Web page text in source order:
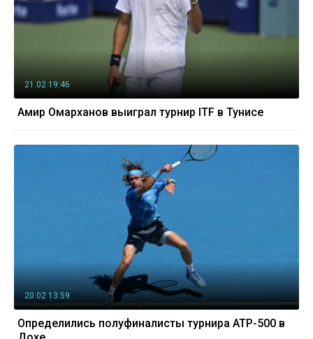
21.02 19:46
Амир Омарханов выиграл турнир ITF в Тунисе
20.02 13:59
Определились полуфиналисты турнира АТР-500 в